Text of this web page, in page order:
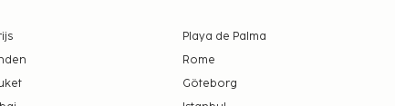
Playa de Palma
Rome
Göteborg